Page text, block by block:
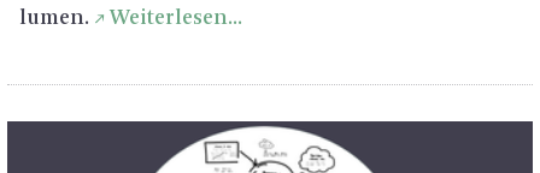
lu­men.
Wei­ter­le­sen...